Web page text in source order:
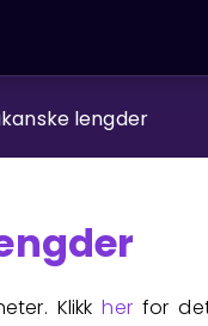
lengder
Klikkherfor